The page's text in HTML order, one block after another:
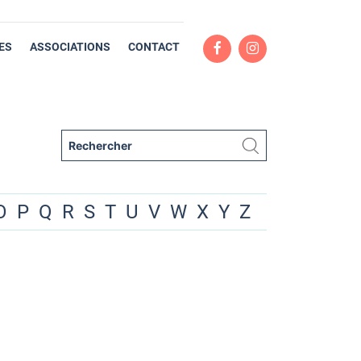
ASSOCIATIONS CONTACT
P Q R S T U V W X Y Z